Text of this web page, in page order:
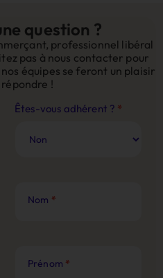
question ?
professionnel libéral
pas à nous contacter pour
équipes se feront un plaisir
répondre !
Contact
Web
Êtes-vous adhérent ? *
Nom *
Prénom *